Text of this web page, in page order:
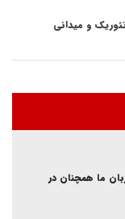
و میدانی
ما همچنان در